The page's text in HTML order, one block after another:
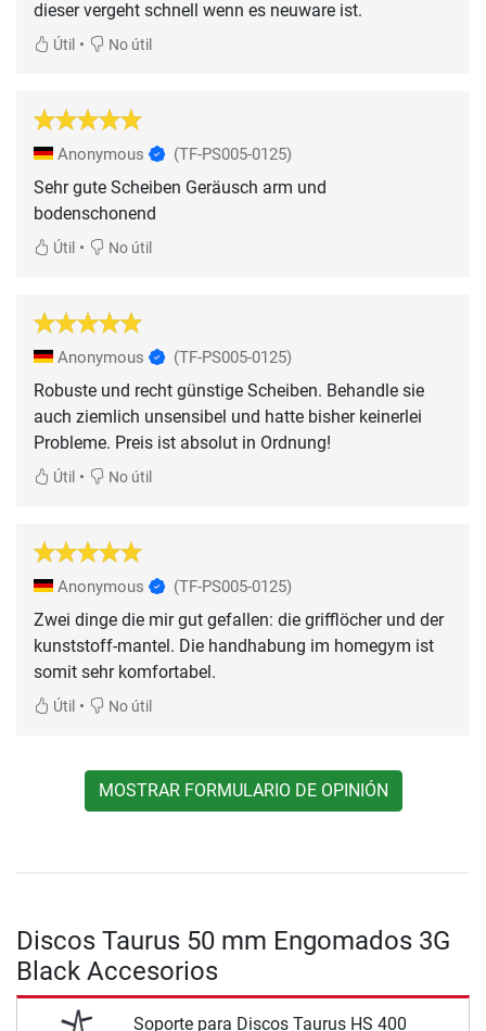
Útil • No útil
Anonymous (TF-PS005-0125)
Sehr gute Scheiben Geräusch arm und
bodenschonend
Útil • No útil
Anonymous (TF-PS005-0125)
Robuste und recht günstige Scheiben. Behandle sie
auch ziemlich unsensibel und hatte bisher keinerlei
Probleme. Preis ist absolut in Ordnung!
Útil • No útil
Anonymous (TF-PS005-0125)
Zwei dinge die mir gut gefallen: die grifflöcher und der
kunststoff-mantel. Die handhabung im homegym ist
somit sehr komfortabel.
Útil • No útil
MOSTRAR FORMULARIO DE OPINIÓN
Discos Taurus 50 mm Engomados 3G
Black Accesorios
Soporte para Discos Taurus HS 400